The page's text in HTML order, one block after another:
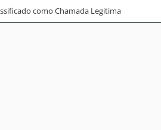
como Chamada Legitima